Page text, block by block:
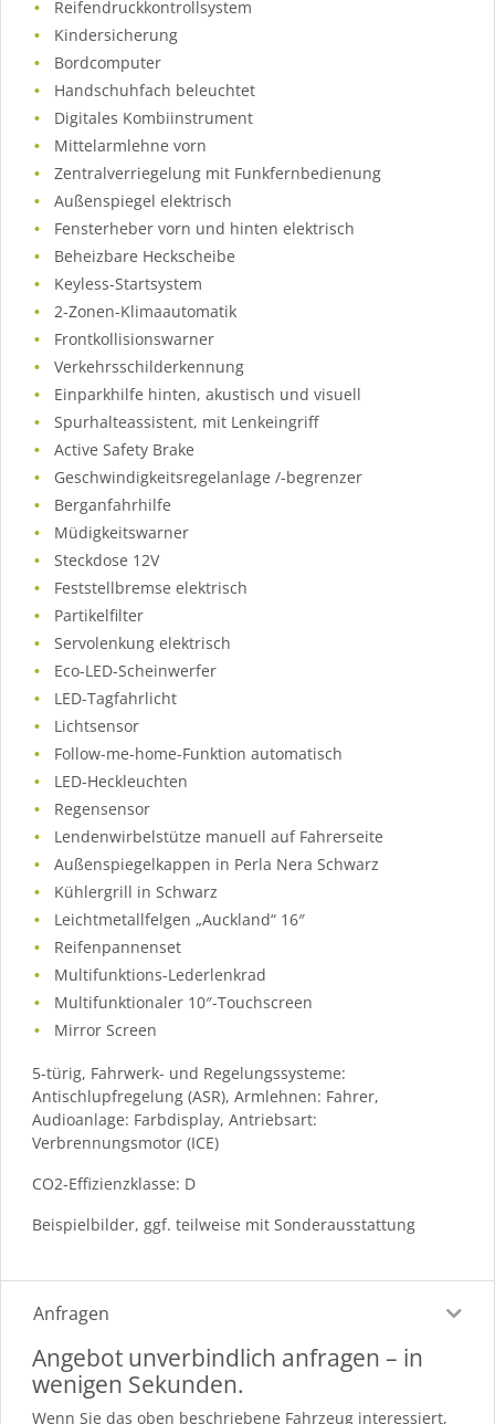
Reifendruckkontrollsystem
Kindersicherung
Bordcomputer
Handschuhfach beleuchtet
Digitales Kombiinstrument
Mittelarmlehne vorn
Zentralverriegelung mit Funkfernbedienung
Außenspiegel elektrisch
Fensterheber vorn und hinten elektrisch
Beheizbare Heckscheibe
Keyless-Startsystem
2-Zonen-Klimaautomatik
Frontkollisionswarner
Verkehrsschilderkennung
Einparkhilfe hinten, akustisch und visuell
Spurhalteassistent, mit Lenkeingriff
Active Safety Brake
Geschwindigkeitsregelanlage /-begrenzer
Berganfahrhilfe
Müdigkeitswarner
Steckdose 12V
Feststellbremse elektrisch
Partikelfilter
Servolenkung elektrisch
Eco-LED-Scheinwerfer
LED-Tagfahrlicht
Lichtsensor
Follow-me-home-Funktion automatisch
LED-Heckleuchten
Regensensor
Lendenwirbelstütze manuell auf Fahrerseite
Außenspiegelkappen in Perla Nera Schwarz
Kühlergrill in Schwarz
Leichtmetallfelgen „Auckland“ 16″
Reifenpannenset
Multifunktions-Lederlenkrad
Multifunktionaler 10″-Touchscreen
Mirror Screen
5-türig, Fahrwerk- und Regelungssysteme:
Antischlupfregelung (ASR), Armlehnen: Fahrer,
Audioanlage: Farbdisplay, Antriebsart:
Verbrennungsmotor (ICE)
CO2-Effizienzklasse: D
Beispielbilder, ggf. teilweise mit Sonderausstattung
Anfragen
Angebot unverbindlich anfragen – in
wenigen Sekunden.
Wenn Sie das oben beschriebene Fahrzeug interessiert,